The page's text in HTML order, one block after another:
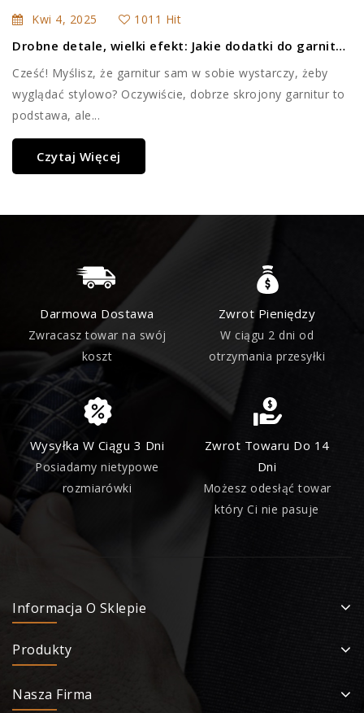
Kwi 4, 2025 1011 Hit
Drobne detale, wielki efekt: Jakie dodatki do garnituru podkreślą Twój styl?
Cześć! Myślisz, że garnitur sam w sobie wystarczy, żeby
wyglądać stylowo? Oczywiście, dobrze skrojony garnitur to
podstawa, ale...
Czytaj Więcej
Darmowa Dostawa
Zwracasz towar na swój
koszt
Zwrot Pieniędzy
W ciągu 2 dni od
otrzymania przesyłki
Wysyłka W Ciągu 3 Dni
Posiadamy nietypowe
rozmiarówki
Zwrot Towaru Do 14
Dni
Możesz odesłąć towar
który Ci nie pasuje
Informacja O Sklepie
Produkty
Nasza Firma